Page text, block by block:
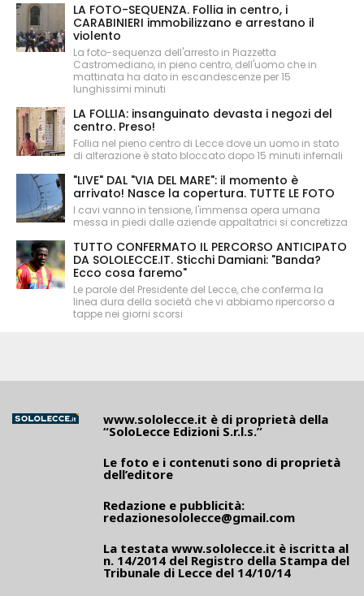
LA FOTO-SEQUENZA. Follia in centro, i
CARABINIERI immobilizzano e arrestano il
violento
La foto-sequenza dell'arresto in Piazzetta
Castromediano, in pieno centro, dell'uomo che in
mattinata ha dato in escandescenze per 15
lunghissimi minuti
LA FOLLIA: insanguinato devasta i negozi del
centro. Preso!
Follia nel pieno centro di Lecce dove un uomo in stato
di alterazione è stato bloccato dopo 15 minuti infernali
"LIVE" DAL "VIA DEL MARE": il momento è
arrivato! Nasce la copertura. TUTTE LE FOTO
I cavi vanno in tensione, l'immensa opera umana
messa in piedi dalle aziende appaltatrici si concretizza
TUTTO CONFERMATO IL PERCORSO ANTICIPATO
DA SOLOLECCE.IT. Sticchi Damiani: "Banda?
Ecco cosa faremo"
Le parole del Presidente del Lecce, che conferma la
linea dura della società che vi abbiamo ripercorso a
tappe nei giorni scorsi
www.sololecce.it è di proprietà della
“SoloLecce Edizioni S.r.l.s.”
Le foto e i contenuti sono di proprietà
dell’editore
Redazione e pubblicità:
redazionesololecce@gmail.com
La testata www.sololecce.it è iscritta al
n. 14/2014 del Registro della Stampa del
Tribunale di Lecce del 14/10/14